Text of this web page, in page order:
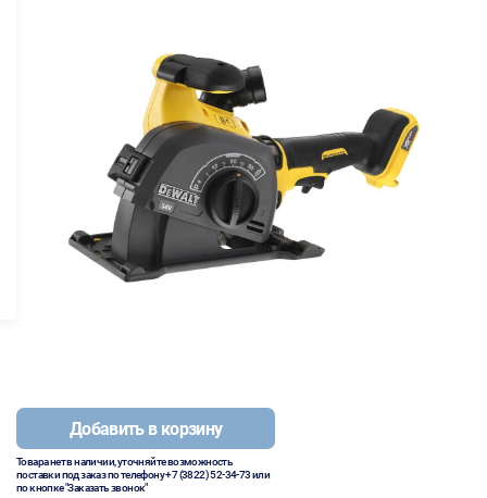
Добавить в корзину
Товара нет в наличии, уточняйте возможность
поставки под заказ по телефону+7 (3822) 52-34-73или
по кнопке "Заказать звонок"